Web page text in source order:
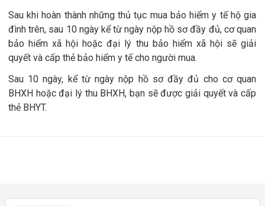
Sau khi hoàn thành những thủ tục mua bảo hiểm y tế hộ gia
đình trên, sau 10 ngày kể từ ngày nộp hồ sơ đầy đủ, cơ quan
bảo hiểm xã hội hoặc đại lý thu bảo hiểm xã hội sẽ giải
quyết và cấp thẻ bảo hiểm y tế cho người mua.
Sau 10 ngày, kể từ ngày nộp hồ sơ đầy đủ cho cơ quan
BHXH hoặc đại lý thu BHXH, bạn sẽ được giải quyết và cấp
thẻ BHYT.